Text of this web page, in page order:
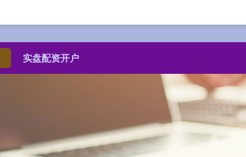
实盘配资开户